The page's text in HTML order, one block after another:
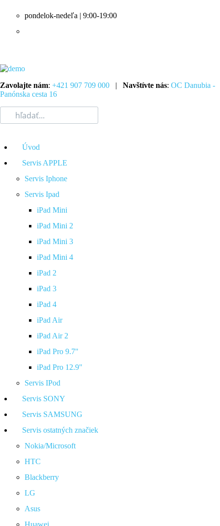
pondelok-nedeľa | 9:00-19:00
Zavolajte nám: +421 907 709 000 | Navštívte nás: OC Danubia -
Panónska cesta 16
Úvod
Servis APPLE
Servis Iphone
Servis Ipad
iPad Mini
iPad Mini 2
iPad Mini 3
iPad Mini 4
iPad 2
iPad 3
iPad 4
iPad Air
iPad Air 2
iPad Pro 9.7"
iPad Pro 12.9"
Servis IPod
Servis SONY
Servis SAMSUNG
Servis ostatných značiek
Nokia/Microsoft
HTC
Blackberry
LG
Asus